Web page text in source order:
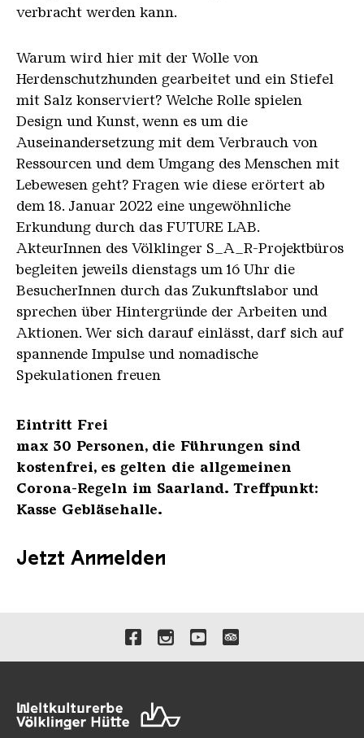
verbracht werden kann.
Warum wird hier mit der Wolle von
Herdenschutzhunden gearbeitet und ein Stiefel
mit Salz konserviert? Welche Rolle spielen
Design und Kunst, wenn es um die
Auseinandersetzung mit dem Verbrauch von
Ressourcen und dem Umgang des Menschen mit
Lebewesen geht? Fragen wie diese erörtert ab
dem 18. Januar 2022 eine ungewöhnliche
Erkundung durch das FUTURE LAB.
AkteurInnen des Völklinger S_A_R-Projektbüros
begleiten jeweils dienstags um 16 Uhr die
BesucherInnen durch das Zukunftslabor und
sprechen über Hintergründe der Arbeiten und
Aktionen. Wer sich darauf einlässt, darf sich auf
spannende Impulse und nomadische
Spekulationen freuen
Eintritt Frei
max 30 Personen, die Führungen sind
kostenfrei, es gelten die allgemeinen
Corona-Regeln im Saarland. Treffpunkt:
Kasse Gebläsehalle.
Jetzt Anmelden
Verlinkungen zu unseren